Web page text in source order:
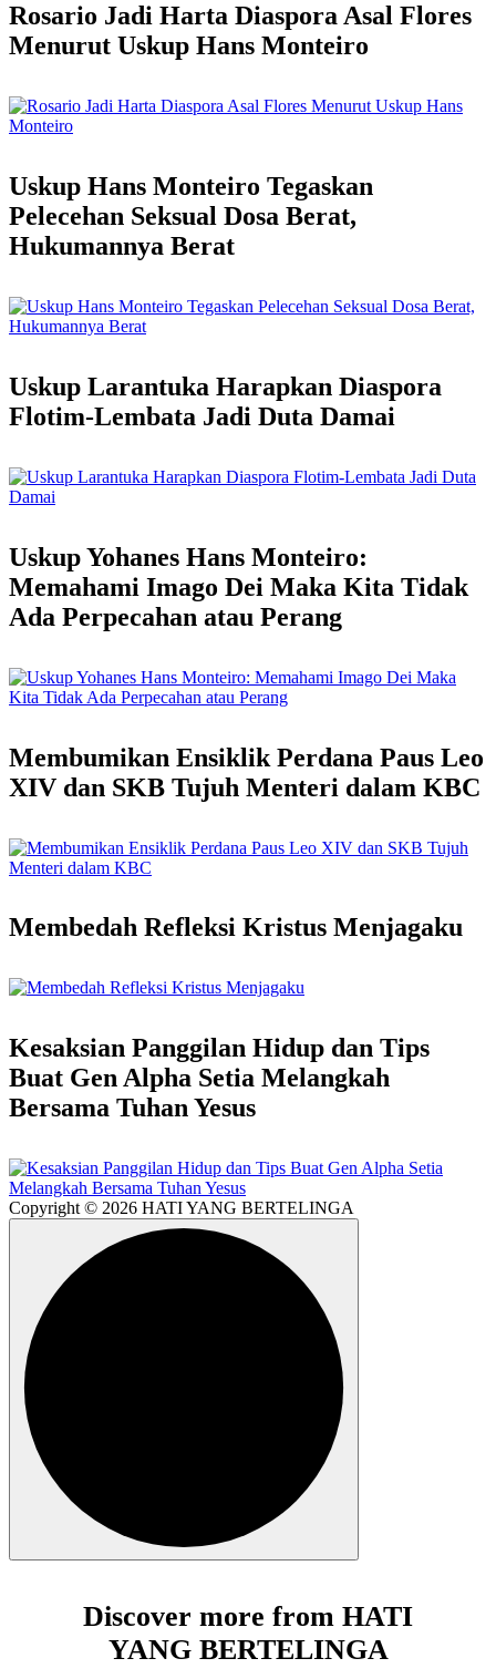
Rosario Jadi Harta Diaspora Asal Flores
Menurut Uskup Hans Monteiro
Uskup Hans Monteiro Tegaskan
Pelecehan Seksual Dosa Berat,
Hukumannya Berat
Uskup Larantuka Harapkan Diaspora
Flotim-Lembata Jadi Duta Damai
Uskup Yohanes Hans Monteiro:
Memahami Imago Dei Maka Kita Tidak
Ada Perpecahan atau Perang
Membumikan Ensiklik Perdana Paus Leo
XIV dan SKB Tujuh Menteri dalam KBC
Membedah Refleksi Kristus Menjagaku
Kesaksian Panggilan Hidup dan Tips
Buat Gen Alpha Setia Melangkah
Bersama Tuhan Yesus
Copyright © 2026 HATI YANG BERTELINGA
Discover more from HATI
YANG BERTELINGA